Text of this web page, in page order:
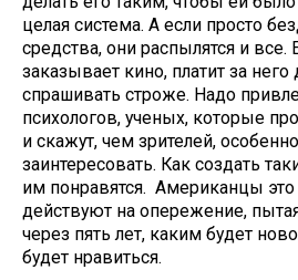
целая система. А если просто
средства, они распылятся и все.
заказывает кино, платит за него
спрашивать строже. Надо
психологов, ученых, которые
и скажут, чем зрителей,
заинтересовать. Как создать
им понравятся. ​ Американцы
действуют на опережение,
через пять лет, каким будет
будет нравиться.